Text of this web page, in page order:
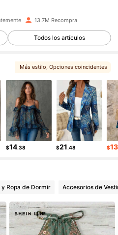
horas
13.7M Recompra
Todos los artículos
Más estilo , Opciones coincidentes
$14.38 $21.48 $13
y Ropa de Dormir Accesorios de